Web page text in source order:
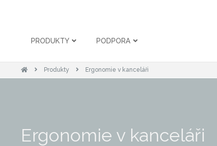
PRODUKTY PODPORA
Produkty Ergonomie v kanceláři
Ergonomie v kanceláři